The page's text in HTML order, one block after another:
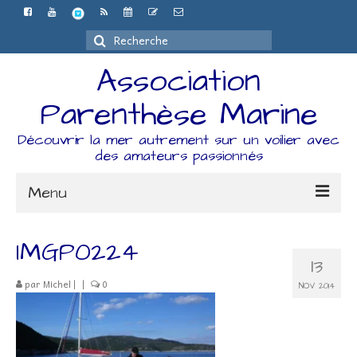
Rechercher
:
Association
Parenthèse Marine
Découvrir la mer autrement sur un voilier avec
des amateurs passionnés
Menu
Espace Adhérents
Organisation
13
NOV 2014
IMGP0224
par Michel | | 0